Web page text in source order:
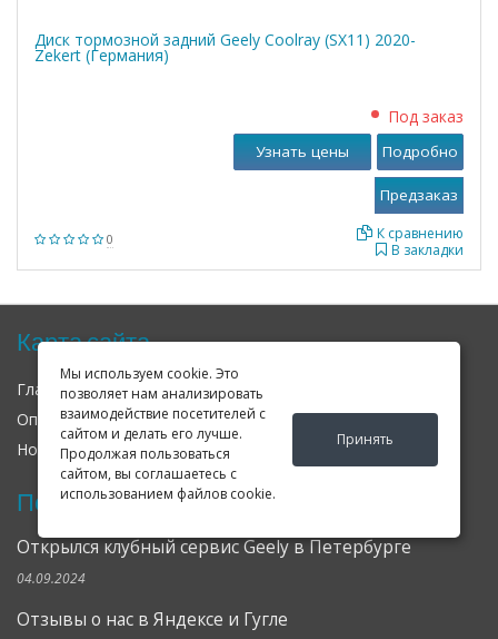
Мы используем cookie. Это
позволяет нам анализировать
взаимодействие посетителей с
сайтом и делать его лучше.
Продолжая пользоваться
сайтом, вы соглашаетесь с
использованием файлов cookie.
Принять
Диск тормозной задний Geely Coolray (SX11) 2020-
Zekert (Германия)
0
Под заказ
В закладки
К сравнению
Узнать цены Подробно
Карта сайта
Главная О нас
Оплата
Доставка
Гарантия
Новости
Оферта Соглашение
Последние новости
Открылся клубный сервис Geely в Петербурге
04.09.2024
Отзывы о нас в Яндексе и Гугле